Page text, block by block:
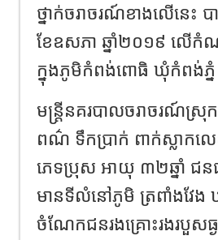
ថ្នាក់ចរាចរណ៍ខាងលើនេះ
ខែឧសភា ឆ្នាំ២០១៩ លើកំ
ក្នុងភូមិកំពង់ពោធិ ឃុំកំពង់ភ្
មន្រ្ដីនគរបាលចរាចរណ៍ស្រុ
ពណ៌ ទឹកប្រាក់ ពាក់ស្លាកល
ភេទប្រុស អាយុ ៣២ឆ្នាំ ជនជ
មានទីលំនៅភូមិ ត្រពាំងវែង
ចំណែកជនរងគ្រោះរងរបួស